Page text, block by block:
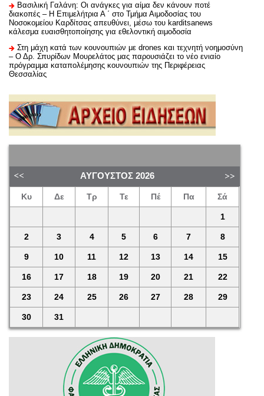
Βασιλική Γαλάνη: Οι ανάγκες για αίμα δεν κάνουν ποτέ
διακοπές – Η Επιμελήτρια Α ΄ στο Τμήμα Αιμοδοσίας του
Νοσοκομείου Καρδίτσας απευθύνει, μέσω του karditsanews
κάλεσμα ευαισθητοποίησης για εθελοντική αιμοδοσία
Στη μάχη κατά των κουνουπιών με drones και τεχνητή νοημοσύνη
– Ο Δρ. Σπυρίδων Μουρελάτος μας παρουσιάζει το νέο ενιαίο
πρόγραμμα καταπολέμησης κουνουπιών της Περιφέρειας
Θεσσαλίας
ΑΎΓΟΥΣΤΟΣ 2026
Κυ Δε Τρ Τε Πέ Πα Σά
1
2 3 4 5 6 7 8
9 10 11 12 13 14 15
16 17 18 19 20 21 22
23 24 25 26 27 28 29
30 31